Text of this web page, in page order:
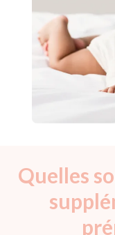
Quelles